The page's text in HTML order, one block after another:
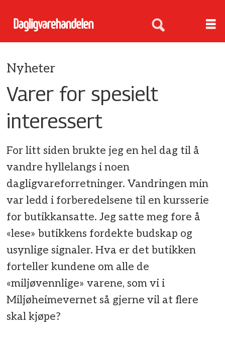
Nyheter
Varer for spesielt
interessert
For litt siden brukte jeg en hel dag til å
vandre hyllelangs i noen
dagligvareforretninger. Vandringen min
var ledd i forberedelsene til en kursserie
for butikkansatte. Jeg satte meg fore å
«lese» butikkens fordekte budskap og
usynlige signaler. Hva er det butikken
forteller kundene om alle de
«miljøvennlige» varene, som vi i
Miljøheimevernet så gjerne vil at flere
skal kjøpe?